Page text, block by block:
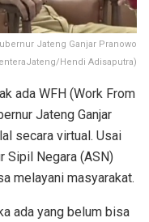
Jateng Ganjar Pranowo
Hendi Adisaputra)
ada WFH (Work From
Jateng Ganjar
secara virtual. Usai
Sipil Negara (ASN)
melayani masyarakat.
ada yang belum bisa